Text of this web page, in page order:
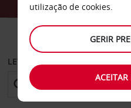
CARRO
LEVANTAR EM
utilização de cookies.
GERIR
ACEITAR